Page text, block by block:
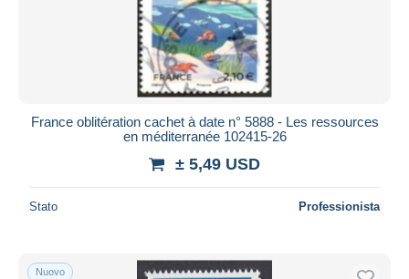
France oblitération cachet à date n° 5888 - Les ressources
en méditerranée 102415-26
± 5,49 USD
Stato Professionista
Nuovo